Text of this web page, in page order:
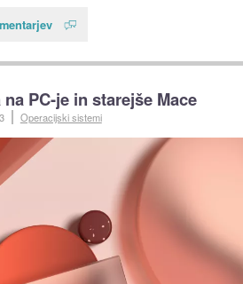
PC-je in starejše Mace
Operacijski sistemi